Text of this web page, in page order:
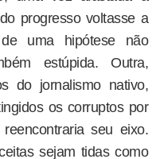
progresso voltasse a
de uma hipótese não
estúpida. Outra,
do jornalismo nativo,
os corruptos por
seu eixo.
sejam tidas como